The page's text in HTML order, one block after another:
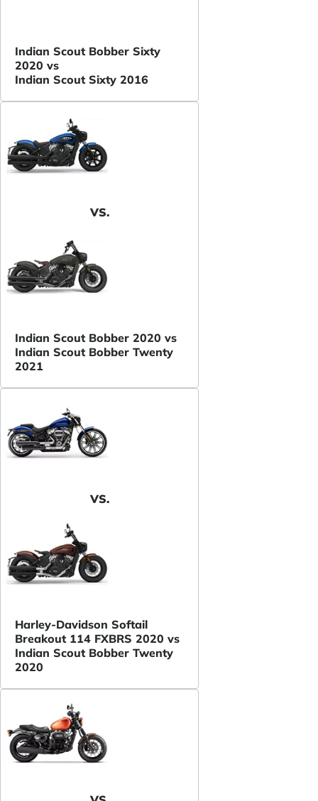
Indian Scout Bobber Sixty
2020 vs
Indian Scout Sixty 2016
VS.
Indian Scout Bobber 2020 vs
Indian Scout Bobber Twenty
2021
VS.
Harley-Davidson Softail
Breakout 114 FXBRS 2020 vs
Indian Scout Bobber Twenty
2020